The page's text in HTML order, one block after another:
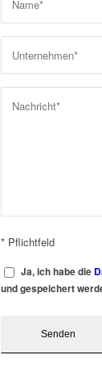
* Pflichtfeld
Ja, ich habe die
und gespeichert